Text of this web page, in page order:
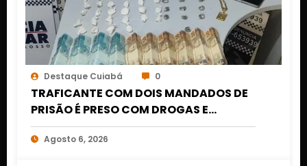
Destaque Cuiabá 0
TRAFICANTE COM DOIS MANDADOS DE
PRISÃO É PRESO COM DROGAS E
DINHEIRO NO 1º DE MARÇO EM CUIABÁ
Agosto 6, 2026